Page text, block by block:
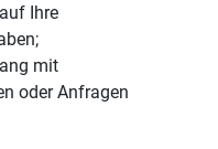
Ihre
mit
oder Anfragen